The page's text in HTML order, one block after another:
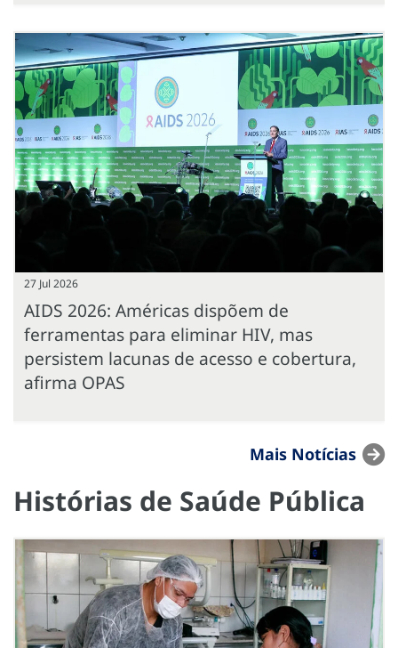
27 Jul 2026
AIDS 2026: Américas dispõem de
ferramentas para eliminar HIV, mas
persistem lacunas de acesso e cobertura,
afirma OPAS
Mais Notícias
Histórias de Saúde Pública